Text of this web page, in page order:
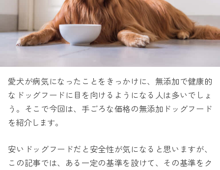
愛犬が病気になったことをきっかけに、無添加で健康的
なドッグフードに目を向けるようになる人は多いでしょ
う。そこで今回は、手ごろな価格の無添加ドッグフード
を紹介します。
安いドッグフードだと安全性が気になると思いますが、
この記事では、ある一定の基準を設けて、その基準をク